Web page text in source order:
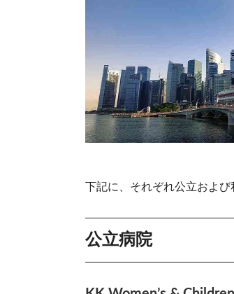
下記に、それぞれ公立およ
公立病院